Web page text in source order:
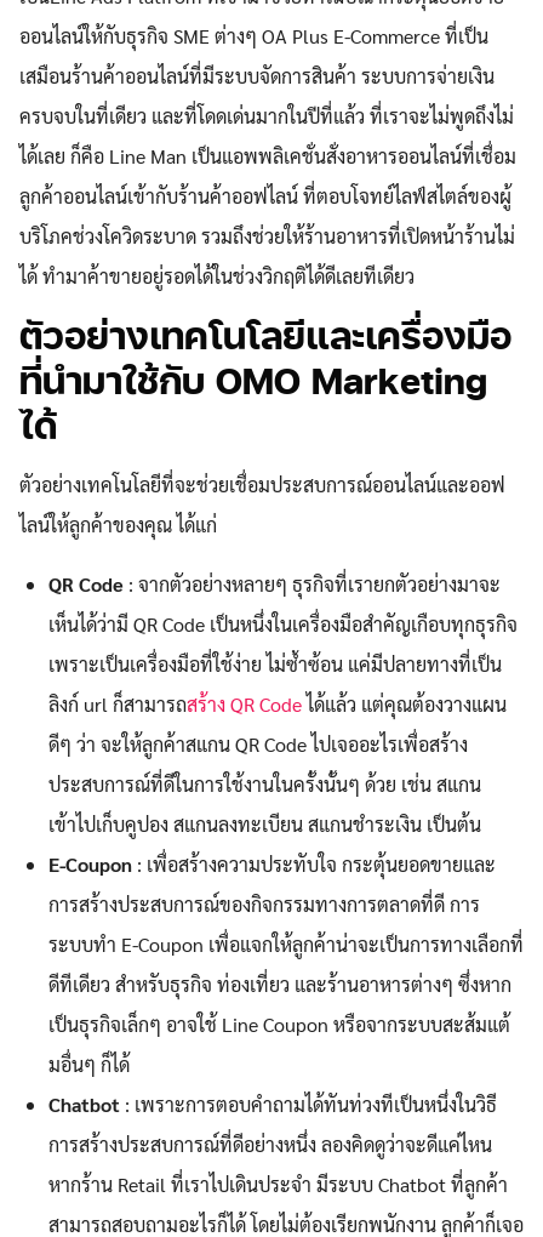
ออนไลน์ให้กับธุรกิจ SME ต่างๆ OA Plus E-Commerce ที่เป็น
เสมือนร้านค้าออนไลน์ที่มีระบบจัดการสินค้า ระบบการจ่ายเงิน
ครบจบในที่เดียว และที่โดดเด่นมากในปีที่แล้ว ที่เราจะไม่พูดถึงไม่
ได้เลย ก็คือ Line Man เป็นแอพพลิเคชั่นสั่งอาหารออนไลน์ที่เชื่อม
ลูกค้าออนไลน์เข้ากับร้านค้าออฟไลน์ ที่ตอบโจทย์ไลฟ์สไตล์ของผู้
บริโภคช่วงโควิดระบาด รวมถึงช่วยให้ร้านอาหารที่เปิดหน้าร้านไม่
ได้ ทำมาค้าขายอยู่รอดได้ในช่วงวิกฤติได้ดีเลยทีเดียว
ตัวอย่างเทคโนโลยีและเครื่องมือ
ที่นำมาใช้กับ OMO Marketing
ได้
ตัวอย่างเทคโนโลยีที่จะช่วยเชื่อมประสบการณ์ออนไลน์และออฟ
ไลน์ให้ลูกค้าของคุณ ได้แก่
QR Code : จากตัวอย่างหลายๆ ธุรกิจที่เรายกตัวอย่างมาจะ
เห็นได้ว่ามี QR Code เป็นหนึ่งในเครื่องมือสำคัญเกือบทุกธุรกิจ
เพราะเป็นเครื่องมือที่ใช้ง่าย ไม่ซ้ำซ้อน แค่มีปลายทางที่เป็น
ลิงก์ url ก็สามารถสร้าง QR Codeได้แล้ว แต่คุณต้องวางแผน
ดีๆ ว่า จะให้ลูกค้าสแกน QR Code ไปเจออะไรเพื่อสร้าง
ประสบการณ์ที่ดีในการใช้งานในครั้งนั้นๆ ด้วย เช่น สแกน
เข้าไปเก็บคูปอง สแกนลงทะเบียน สแกนชำระเงิน เป็นต้น
E-Coupon : เพื่อสร้างความประทับใจ กระตุ้นยอดขายและ
การสร้างประสบการณ์ของกิจกรรมทางการตลาดที่ดี การ
ระบบทำ E-Coupon เพื่อแจกให้ลูกค้าน่าจะเป็นการทางเลือกที่
ดีทีเดียว สำหรับธุรกิจ ท่องเที่ยว และร้านอาหารต่างๆ ซึ่งหาก
เป็นธุรกิจเล็กๆ อาจใช้ Line Coupon หรือจากระบบสะส้มแต้
มอื่นๆ ก็ได้
Chatbot : เพราะการตอบคำถามได้ทันท่วงทีเป็นหนึ่งในวิธี
การสร้างประสบการณ์ที่ดีอย่างหนึ่ง ลองคิดดูว่าจะดีแค่ไหน
หากร้าน Retail ที่เราไปเดินประจำ มีระบบ Chatbot ที่ลูกค้า
สามารถสอบถามอะไรก็ได้ โดยไม่ต้องเรียกพนักงาน ลูกค้าก็เจอ